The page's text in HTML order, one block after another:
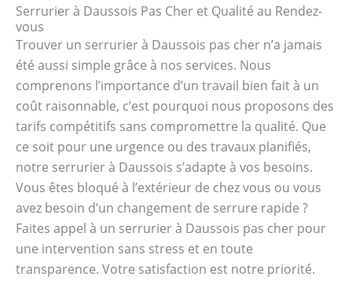
Serrurier à Daussois Pas Cher et Qualité au Rendez-
vous
Trouver un serrurier à Daussois pas cher n’a jamais
été aussi simple grâce à nos services. Nous
comprenons l’importance d’un travail bien fait à un
coût raisonnable, c’est pourquoi nous proposons des
tarifs compétitifs sans compromettre la qualité. Que
ce soit pour une urgence ou des travaux planifiés,
notre serrurier à Daussois s’adapte à vos besoins.
Vous êtes bloqué à l’extérieur de chez vous ou vous
avez besoin d’un changement de serrure rapide ?
Faites appel à un serrurier à Daussois pas cher pour
une intervention sans stress et en toute
transparence. Votre satisfaction est notre priorité.